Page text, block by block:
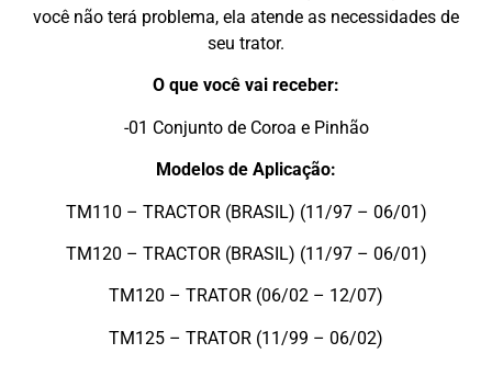
você não terá problema, ela atende as necessidades de
seu trator.
O que você vai receber:
-01 Conjunto de Coroa e Pinhão
Modelos de Aplicação:
TM110 – TRACTOR (BRASIL) (11/97 – 06/01)
TM120 – TRACTOR (BRASIL) (11/97 – 06/01)
TM120 – TRATOR (06/02 – 12/07)
TM125 – TRATOR (11/99 – 06/02)